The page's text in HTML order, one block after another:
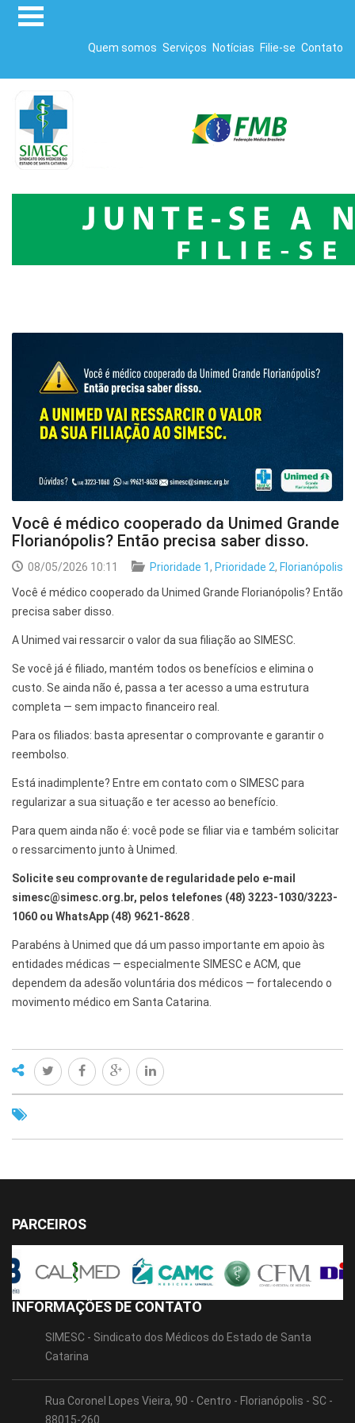
Quem somos Serviços Notícias Filie-se Contato
Você é médico cooperado da Unimed Grande
Florianópolis? Então precisa saber disso.
08/05/2026 10:11 Prioridade 1, Prioridade 2, Florianópolis
Você é médico cooperado da Unimed Grande Florianópolis? Então
precisa saber disso.
A Unimed vai ressarcir o valor da sua filiação ao SIMESC.
Se você já é filiado, mantém todos os benefícios e elimina o
custo. Se ainda não é, passa a ter acesso a uma estrutura
completa — sem impacto financeiro real.
Para os filiados: basta apresentar o comprovante e garantir o
reembolso.
Está inadimplente? Entre em contato com o SIMESC para
regularizar a sua situação e ter acesso ao benefício.
Para quem ainda não é: você pode se filiar via e também solicitar
o ressarcimento junto à Unimed.
Solicite seu comprovante de regularidade pelo e-mail
simesc@simesc.org.br, pelos telefones (48) 3223-1030/3223-
1060 ou WhatsApp (48) 9621-8628
Parabéns à Unimed que dá um passo importante em apoio às
entidades médicas — especialmente SIMESC e ACM, que
dependem da adesão voluntária dos médicos — fortalecendo o
movimento médico em Santa Catarina.
PARCEIROS
INFORMAÇÕES DE CONTATO
SIMESC - Sindicato dos Médicos do Estado de Santa
Catarina
Rua Coronel Lopes Vieira, 90 - Centro - Florianópolis - SC -
88015-260